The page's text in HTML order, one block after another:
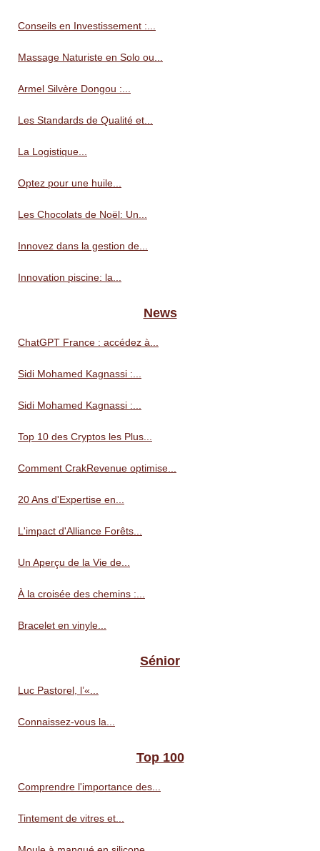
Conseils en Investissement :...
Massage Naturiste en Solo ou...
Armel Silvère Dongou :...
Les Standards de Qualité et...
La Logistique...
Optez pour une huile...
Les Chocolats de Noël: Un...
Innovez dans la gestion de...
Innovation piscine: la...
News
ChatGPT France : accédez à...
Sidi Mohamed Kagnassi :...
Sidi Mohamed Kagnassi :...
Top 10 des Cryptos les Plus...
Comment CrakRevenue optimise...
20 Ans d'Expertise en...
L'impact d'Alliance Forêts...
Un Aperçu de la Vie de...
À la croisée des chemins :...
Bracelet en vinyle...
Sénior
Luc Pastorel, l’«...
Connaissez-vous la...
Top 100
Comprendre l'importance des...
Tintement de vitres et...